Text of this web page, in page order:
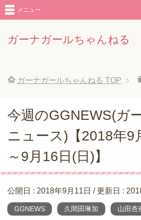
ガーナガールちゃんねる
メニュー
ガーナガールちゃんねる TOP
今週のGGNEWS(ガ
ニュース)【2018年9
～9月16日(日)】
公開日 : 2018年9月11日 / 更新日 :
GGNEWS 久間田琳加 山田杏